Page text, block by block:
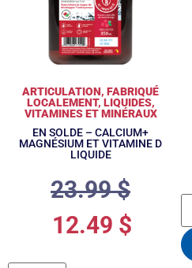
ARTICULATION, FABRIQUÉ
LOCALEMENT, LIQUIDES,
VITAMINES ET MINÉRAUX
EN SOLDE – CALCIUM+
MAGNÉSIUM ET VITAMINE D
LIQUIDE
23.99$
12.49 $